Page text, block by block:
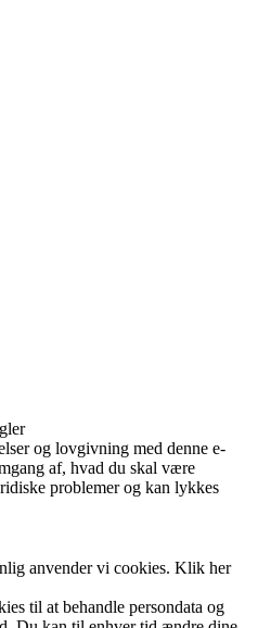
og lovgivning med denne e-
af, hvad du skal være
problemer og kan lykkes
anvender vi cookies. Klik her
til at behandle persondata og